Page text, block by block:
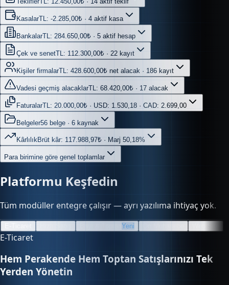
KasalarTL: -2.285,00₺ · 4 aktif kasa
BankalarTL: 284.650,00₺ · 5 aktif hesap
Çek ve senetTL: 112.300,00₺ · 22 kayıt
Kişiler firmalarTL: 428.600,00₺ net alacak · 186 kayıt
Vadesi geçmiş alacaklarTL: 68.420,00₺ · 17 alacak
FaturalarTL: 20.000,00₺ · USD: 1.530,18 · CAD: 2.699,00
Belgeler56 belge · 6 kaynak
Kârlılık Brüt kâr: 117.988,97₺ · Marj 50,18%
Para birimine göre genel toplamlar
Platformu Keşfedin
Tüm modüller entegre çalışır — ayrı yazılıma ihtiyaç yok.
Yeni
E-Ticaret
Hem Perakende Hem Toptan Satışlarınızı Tek
Yerden Yönetin